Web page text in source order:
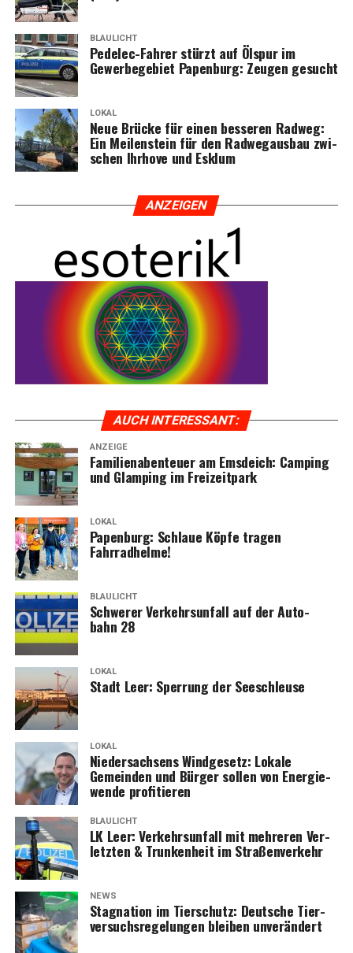
BLAULICHT
Pedelec-Fah­rer stürzt auf Ölspur im
Gewer­be­ge­biet Papen­burg: Zeu­gen gesucht
LOKAL
Neue Brü­cke für einen bes­se­ren Rad­weg:
Ein Mei­len­stein für den Rad­weg­aus­bau zwi­
schen Ihr­ho­ve und Esklum
ANZEI­GEN
AUCH INTER­ES­SANT:
ANZEIGE
Fami­li­en­aben­teu­er am Ems­deich: Cam­ping
und Glam­ping im Freizeitpark
LOKAL
Papen­burg: Schlaue Köp­fe tra­gen
Fahrradhelme!
BLAULICHT
Schwe­rer Ver­kehrs­un­fall auf der Auto­
bahn 28
LOKAL
Stadt Leer: Sper­rung der Seeschleuse
LOKAL
Nie­der­sach­sens Wind­ge­setz: Loka­le
Gemein­den und Bür­ger sol­len von Ener­gie­
wen­de profitieren
BLAULICHT
LK Leer: Ver­kehrs­un­fall mit meh­re­ren Ver­
letz­ten & Trun­ken­heit im Straßenverkehr
NEWS
Sta­gna­ti­on im Tier­schutz: Deut­sche Tier­
ver­suchs­re­ge­lun­gen blei­ben unverändert